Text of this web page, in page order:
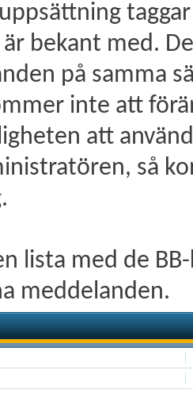
är bekant med.
på samma
inte att
att
så
lista med de
meddelanden.